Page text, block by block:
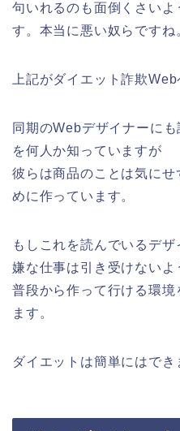
句いれるのも面倒くさいよ
す。本当に悪い奴らですね
上記がダイエット詐欺
同期のWebデザイナーに
を何人か知っていますが
彼らは商品のことは気に
めに作っています。
もしこれを読んでいるデ
嫌な仕事は引き受けないよ
普段から作って行ける環
ます。
ダイエットは簡単にはでき